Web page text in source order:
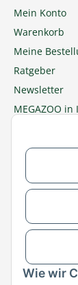
Wie wir
Mein Konto
Warenkorb
Meine
Ratgeber
Newsletter
MEGAZOO
Zu